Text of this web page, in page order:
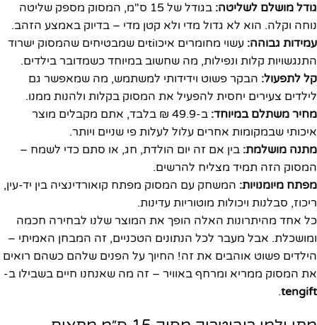
גודל מושלם לשליטה:
בגודל של 15 ס"מ, המסוק מספק שליטה
נוחה וקלה. הוא לא גדול מדי ולא קטן מדי – בדיוק באמצע הזהב.
עמידות גבוהה:
עשוי מחומרים איכוtiים שמבטיחים שהמסוק ישרוד
התנגשויות קלות ונפילות, מה שחשוב במיוחד כשמדובר בילדים.
קל לתפעול: הבקר פשוט וידידותי למשתמש, מה שמאפשר גם
לילדים צעירים יחסית להפעיל את המסוק בקלות ולהנות ממנו.
מחיר משתלם במיוחד:
ב-49.9 ₪ בלבד, אתם מקבלים מוצר
איכותי שבמקומות אחרים עלול לעלות פי שניים ויותר.
מתנה מושלמת: בין אם זה יום הולדת, חג, או סתם כדי לשמח –
המסוק הזה תמיד מצליח להרשים.
מפתח מיומנויות: המשחק עם המסוק מפתח קואורדינציה בין יד-עין,
ריכוז, סבלנות ויכולות מוטוריות עדינות.
כל אחד מהיתרונות האלה הופך את המוצר שלנו לבחירה חכמה
ומושכלת. אבל מעבר לכל הנתונים הטכניים, זה המבחן האמיתי –
הילדים פשוט אוהבים את זה! החיוך על הפנים שלהם כשהם רואים
את המסוק ממריא ומרחף באוויר – זה מה שאנחנו חיים בשבילו ב-
tengift
.